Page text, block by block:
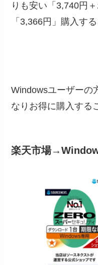
りも安い「 3,740円
「 3,366円 」購入す
Windowsユーザーの
なりお得に購入する
楽天市場